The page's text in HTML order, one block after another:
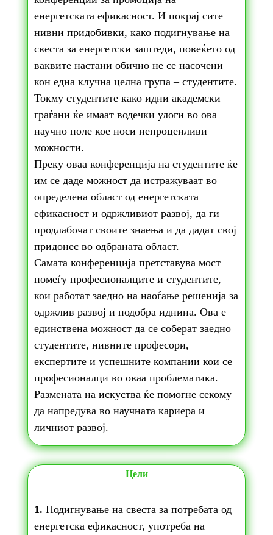
енергетската ефикасност. И покрај сите
нивни придобивки, како подигнување на
свеста за енергетски заштеди, повеќето од
ваквите настани обично не се насочени
кон една клучна целна група – студентите.
Токму студентите како идни академски
граѓани ќе имаат водечки улоги во ова
научно поле кое носи непроценливи
можности.
Преку оваа конференција на студентите ќе
им се даде можност да истражуваат во
определена област од енергетската
ефикасност и одржливиот развој, да ги
продлабочат своите знаења и да дадат свој
придонес во одбраната област.
Самата конференција претставува мост
помеѓу професионалците и студентите,
кои работат заедно на наоѓање решенија за
одржлив развој и подобра иднина. Ова е
единствена можност да се соберат заедно
студентите, нивните професори,
експертите и успешните компании кои се
професионалци во оваа проблематика.
Размената на искуства ќе помогне секому
да напредува во научната кариера и
личниот развој.
Цели
1. Подигнување на свеста за потребата од
енергетска ефикасност, употреба на